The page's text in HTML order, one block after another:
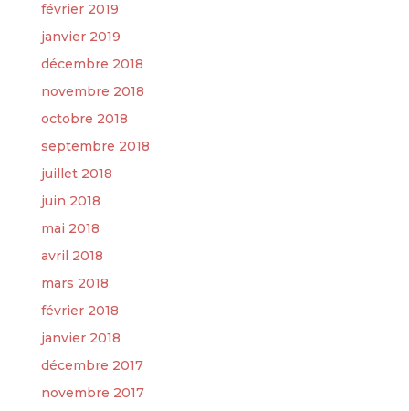
février 2019
janvier 2019
décembre 2018
novembre 2018
octobre 2018
septembre 2018
juillet 2018
juin 2018
mai 2018
avril 2018
mars 2018
février 2018
janvier 2018
décembre 2017
novembre 2017